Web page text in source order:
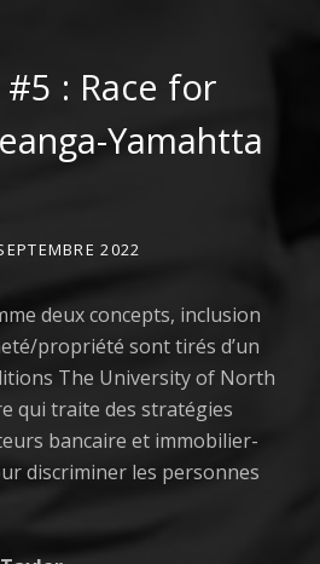
: Race for
Yamahtta
2022
deux concepts, inclusion
propriété sont tirés d’un
The University of North
qui traite des stratégies
bancaire et immobilier-
discriminer les personnes